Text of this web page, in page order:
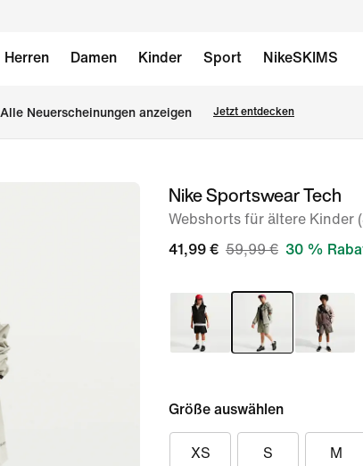
Herren Damen Kinder Sport NikeSKIMS
Alle Neuerscheinungen anzeigen Jetzt entdecken
Bild 1Nike Sportswear Tech
Webshorts für ältere Kinder
41,99 € 59,99 € 30 %
Größe auswählen
XS S M